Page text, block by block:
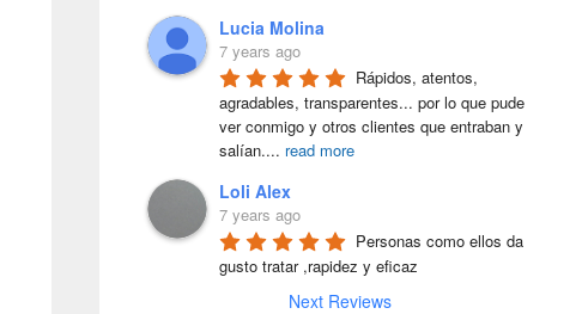
Lucia Molina
7 years ago
Rápidos, atentos,
agradables, transparentes... por lo que pude
ver conmigo y otros clientes que entraban y
salían.... read more
Loli Alex
7 years ago
Personas como ellos da
gusto tratar ,rapidez y eficaz
Next Reviews